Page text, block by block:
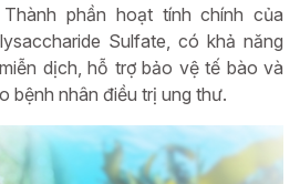
phần hoạt tính chính của
Sulfate, có khả năng
dịch, hỗ trợ bảo vệ tế bào và
bệnh nhân điều trị ung thư.